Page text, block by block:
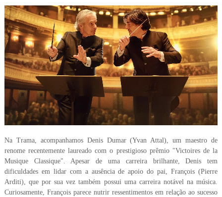
Na Trama, acompanhamos Denis Dumar (Yvan Attal), um maestro de
renome recentemente laureado com o prestigioso prêmio "Victoires de la
Musique Classique". Apesar de uma carreira brilhante, Denis tem
dificuldades em lidar com a ausência de apoio do pai, François (Pierre
Arditi), que por sua vez também possui uma carreira notável na música.
Curiosamente, François parece nutrir ressentimentos em relação ao sucesso